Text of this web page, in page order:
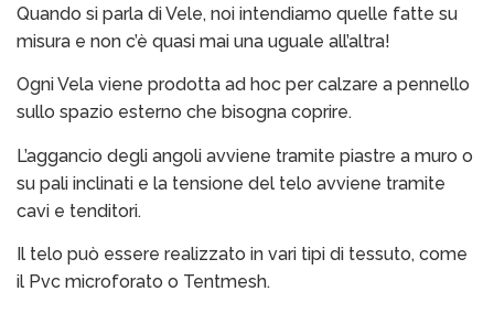
Quando si parla di Vele, noi intendiamo quelle fatte su
misura e non c’è quasi mai una uguale all’altra!
Ogni Vela viene prodotta ad hoc per calzare a pennello
sullo spazio esterno che bisogna coprire.
L’aggancio degli angoli avviene tramite piastre a muro o
su pali inclinati e la tensione del telo avviene tramite
cavi e tenditori.
Il telo può essere realizzato in vari tipi di tessuto, come
il Pvc microforato o Tentmesh.